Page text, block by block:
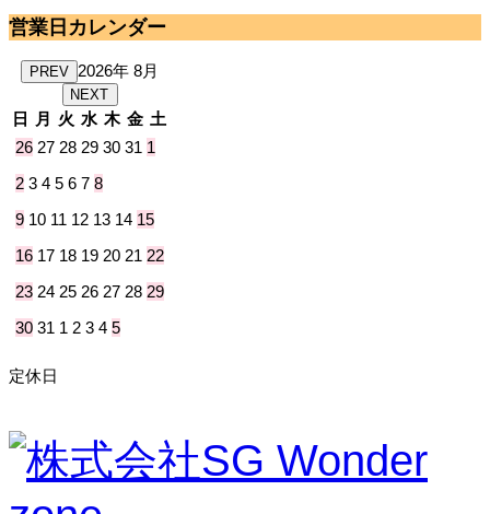
営業日カレンダー
PREV 2026年 8月
NEXT
日 月 火 水 木 金 土
26 27 28 29 30 31 1
2 3 4 5 6 7 8
9 10 11 12 13 14 15
16 17 18 19 20 21 22
23 24 25 26 27 28 29
30 31 1 2 3 4 5
定休日